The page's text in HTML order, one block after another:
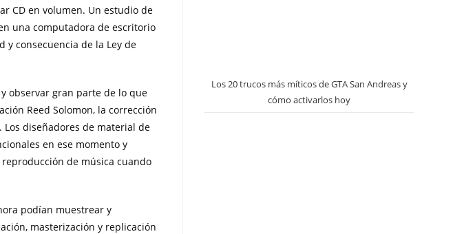
CD en volumen. Un estudio de
una computadora de escritorio
y consecuencia de la Ley de
observar gran parte de lo que
Reed Solomon, la corrección
diseñadores de material de
en ese momento y
de música cuando
podían muestrear y
masterización y replicación
Los 20 trucos más míticos de GTA San Andreas y
cómo activarlos hoy